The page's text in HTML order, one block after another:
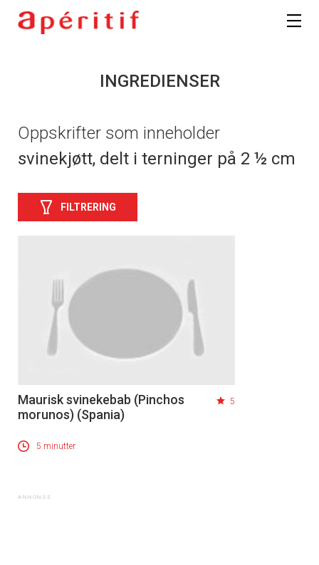
INGREDIENSER
Oppskrifter som inneholder
svinekjøtt, delt i terninger på 2 ½ cm
FILTRERING
Maurisk svinekebab (Pinchos
morunos) (Spania)
5
5 minutter